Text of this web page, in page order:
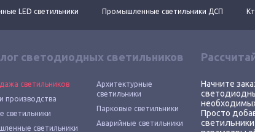
LED светильники Промышленные светильники ДСП
светодиодных светильников
светильников
производства
светильники
светильники
Архитектурные
светильники
Парковые светильники
Аварийные светильники
Начните
Просто